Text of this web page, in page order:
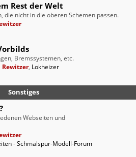
Rest der Welt
die nicht in die oberen Schemen passen.
Bremssystemen, etc.
Rewitzer, Lokheizer
Sonstiges
Webseiten und
- Schmalspur-Modell-Forum